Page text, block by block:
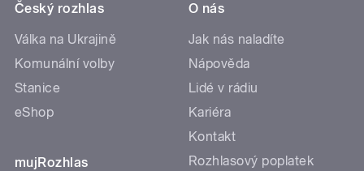
Český rozhlas
Válka na Ukrajině
Komunální volby
Stanice
eShop
mujRozhlas
O nás
Jak nás naladíte
Nápověda
Lidé v rádiu
Kariéra
Kontakt
Rozhlasový poplatek